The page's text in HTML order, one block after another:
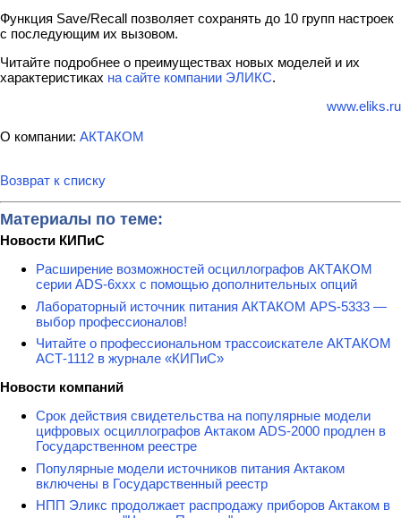
Функция Save/Recall позволяет сохранять до 10 групп настроек
с последующим их вызовом.
Читайте подробнее о преимуществах новых моделей и их
характеристиках на сайте компании ЭЛИКС.
www.eliks.ru
О компании: АКТАКОМ
Возврат к списку
Материалы по теме:
Новости КИПиС
Расширение возможностей осциллографов АКТАКОМ
серии ADS-6ххх с помощью дополнительных опций
Лабораторный источник питания АКТАКОМ APS-5333 —
выбор профессионалов!
Читайте о профессиональном трассоискателе АКТАКОМ
АСТ-1112 в журнале «КИПиС»
Новости компаний
Срок действия свидетельства на популярные модели
цифровых осциллографов Актаком ADS-2000 продлен в
Государственном реестре
Популярные модели источников питания Актаком
включены в Государственный реестр
НПП Эликс продолжает распродажу приборов Актаком в